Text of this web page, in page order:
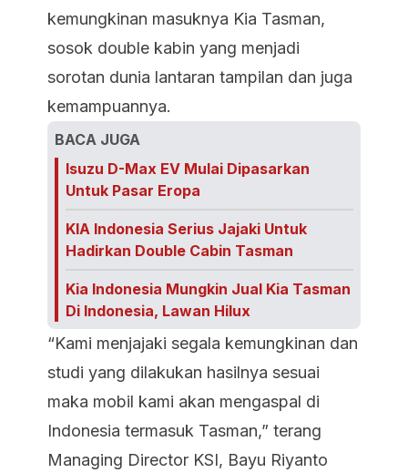
kemungkinan masuknya Kia Tasman,
sosok double kabin yang menjadi
sorotan dunia lantaran tampilan dan juga
kemampuannya.
BACA JUGA
Isuzu D-Max EV Mulai Dipasarkan
Untuk Pasar Eropa
KIA Indonesia Serius Jajaki Untuk
Hadirkan Double Cabin Tasman
Kia Indonesia Mungkin Jual Kia Tasman
Di Indonesia, Lawan Hilux
“Kami menjajaki segala kemungkinan dan
studi yang dilakukan hasilnya sesuai
maka mobil kami akan mengaspal di
Indonesia termasuk Tasman,” terang
Managing Director KSI, Bayu Riyanto